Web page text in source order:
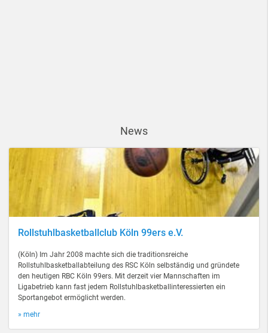
News
Rollstuhlbasketballclub Köln 99ers e.V.
(Köln) Im Jahr 2008 machte sich die traditionsreiche
Rollstuhlbasketballabteilung des RSC Köln selbständig und gründete
den heutigen RBC Köln 99ers. Mit derzeit vier Mannschaften im
Ligabetrieb kann fast jedem Rollstuhlbasketballinteressierten ein
Sportangebot ermöglicht werden.
» mehr